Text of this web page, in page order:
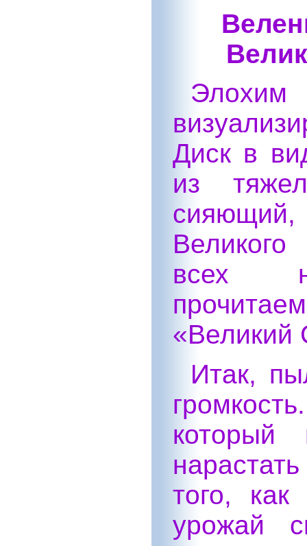
Диск в
из
всех
«Великий
Итак,
который
того,
урожай